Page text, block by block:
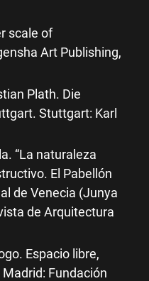
scale of
Art Publishing,
Plath. Die
Stuttgart: Karl
“La naturaleza
El Pabellón
de Venecia (Junya
de Arquitectura
Espacio libre,
Fundación